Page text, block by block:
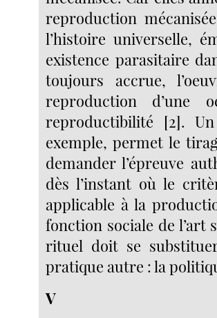
reproduction
l’histoire universelle,
existence parasitaire
toujours accrue,
reproduction d’une
reproductibilité [2].
exemple, permet le
demander l’épreuve
dès l’instant où le
applicable à la
fonction sociale de l’art
rituel doit se
pratique autre : la
V